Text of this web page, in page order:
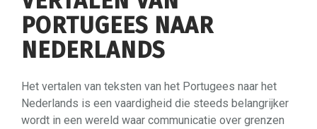
PORTUGEES NAAR
NEDERLANDS
Het vertalen van teksten van het Portugees naar het
Nederlands is een vaardigheid die steeds belangrijker
wordt in een wereld waar communicatie over grenzen